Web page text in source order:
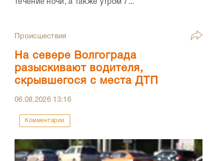
течение ночи, а также утром 7...
Происшествия
На севере Волгограда
разыскивают водителя,
скрывшегося с места ДТП
06.08.2026 13:16
Комментарии